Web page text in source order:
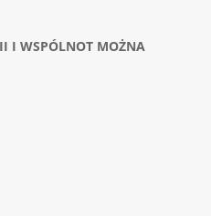
I WSPÓLNOT MOŻNA